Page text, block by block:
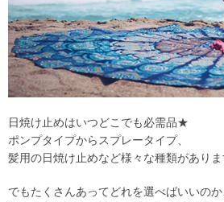
日焼け止めはいつどこでも必需品★
ポンプタイプからスプレータイプ、
髪用の日焼け止めなど様々な種類がありま
でもたくさんあってどれを選べばいいのか